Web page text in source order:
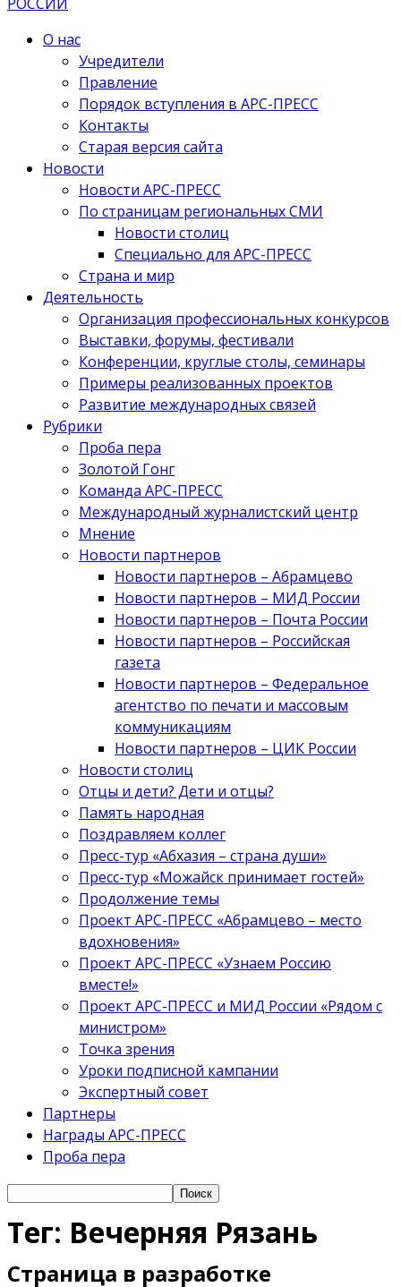
О нас
Учредители
Правление
Порядок вступления в АРС-ПРЕСС
Контакты
Старая версия сайта
Новости
Новости АРС-ПРЕСС
По страницам региональных СМИ
Новости столиц
Специально для АРС-ПРЕСС
Страна и мир
Деятельность
Организация профессиональных конкурсов
Выставки, форумы, фестивали
Конференции, круглые столы, семинары
Примеры реализованных проектов
Развитие международных связей
Рубрики
Проба пера
Золотой Гонг
Команда АРС-ПРЕСС
Международный журналистский центр
Мнение
Новости партнеров
Новости партнеров – Абрамцево
Новости партнеров – МИД России
Новости партнеров – Почта России
Новости партнеров – Российская
газета
Новости партнеров – Федеральное
агентство по печати и массовым
коммуникациям
Новости партнеров – ЦИК России
Новости столиц
Отцы и дети? Дети и отцы?
Память народная
Поздравляем коллег
Пресс-тур «Абхазия – страна души»
Пресс-тур «Можайск принимает гостей»
Продолжение темы
Проект АРС-ПРЕСС «Абрамцево – место
вдохновения»
Проект АРС-ПРЕСС «Узнаем Россию
вместе!»
Проект АРС-ПРЕСС и МИД России «Рядом с
министром»
Точка зрения
Уроки подписной кампании
Экспертный совет
Партнеры
Награды АРС-ПРЕСС
Проба пера
Тег: Вечерняя Рязань
Страница в разработке